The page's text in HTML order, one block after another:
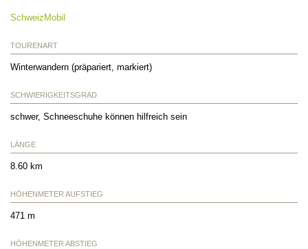
SchweizMobil
TOURENART
Winterwandern (präpariert, markiert)
SCHWIERIGKEITSGRAD
schwer, Schneeschuhe können hilfreich sein
LÄNGE
8.60 km
HÖHENMETER AUFSTIEG
471 m
HÖHENMETER ABSTIEG